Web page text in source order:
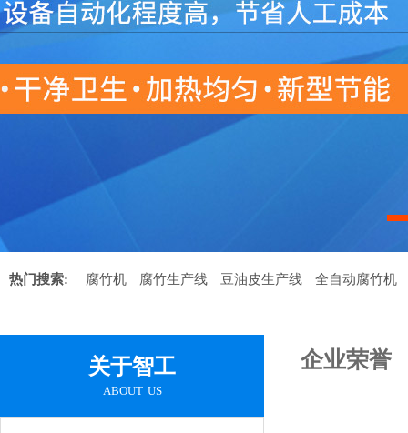
热门搜索: 腐竹机 腐竹生产线 豆油皮生产线 全自动腐竹机
关于智工
about us
企业荣誉